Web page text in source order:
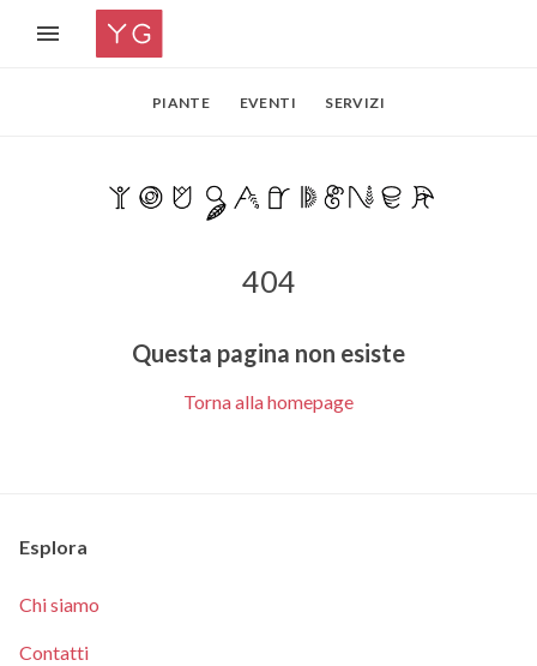
PIANTE EVENTI SERVIZI
404
Questa pagina non esiste
Torna alla homepage
Esplora
Chi siamo
Contatti